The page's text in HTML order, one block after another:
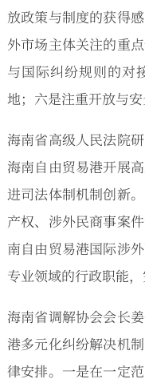
放政策与制度的获得
外市场主体关注的重
与国际纠纷规则的对
地；六是注重开放与安
海南省高级人民法院
海南自由贸易港开展
进司法体制机制创新
产权、涉外民商事案
南自由贸易港国际涉
专业领域的行政职能
海南省调解协会会长
港多元化纠纷解决机
律安排。一是在一定